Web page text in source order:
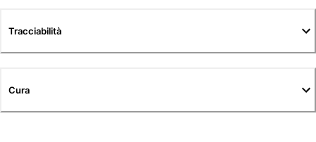
T-Shirts
Modelli lounge
Yachting collection
Tracciabilità
Cura